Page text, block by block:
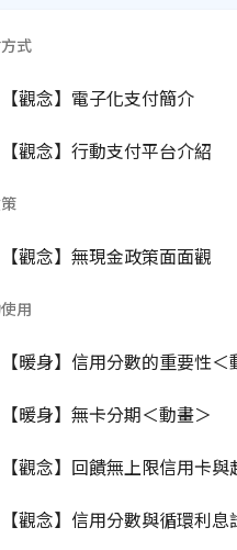
式
【觀念】電子化支付簡介
【觀念】行動支付平台介紹
【觀念】無現金政策面面觀
用
【暖身】信用分數的重要性＜
【暖身】無卡分期＜動畫＞
【觀念】回饋無上限信用卡
【觀念】信用分數與循環利息